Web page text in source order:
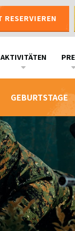
RESERVIEREN
AKTIVITÄTEN
GEBURTSTAGE